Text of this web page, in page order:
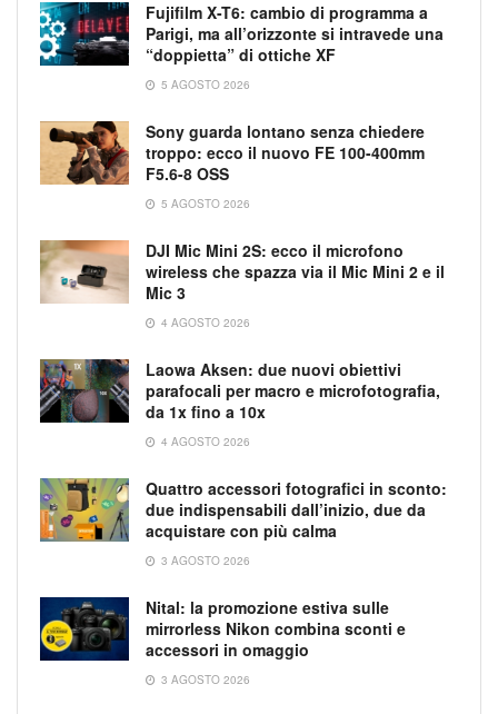
Fujifilm X-T6: cambio di programma a
Parigi, ma all’orizzonte si intravede una
“doppietta” di ottiche XF
5 AGOSTO 2026
Sony guarda lontano senza chiedere
troppo: ecco il nuovo FE 100-400mm
F5.6-8 OSS
5 AGOSTO 2026
DJI Mic Mini 2S: ecco il microfono
wireless che spazza via il Mic Mini 2 e il
Mic 3
4 AGOSTO 2026
Laowa Aksen: due nuovi obiettivi
parafocali per macro e microfotografia,
da 1x fino a 10x
4 AGOSTO 2026
Quattro accessori fotografici in sconto:
due indispensabili dall’inizio, due da
acquistare con più calma
3 AGOSTO 2026
Nital: la promozione estiva sulle
mirrorless Nikon combina sconti e
accessori in omaggio
3 AGOSTO 2026